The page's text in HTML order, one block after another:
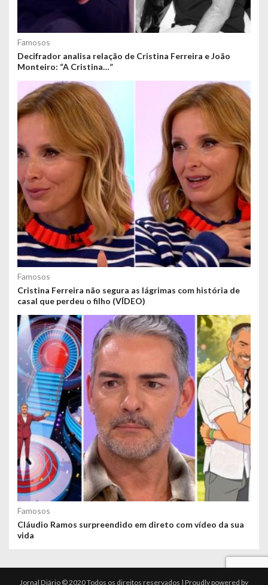
Famosos
Decifrador analisa relação de Cristina Ferreira e João
Monteiro: “A Cristina…”
Famosos
Cristina Ferreira não segura as lágrimas com história de
casal que perdeu o filho (VÍDEO)
Famosos
Cláudio Ramos surpreendido em direto com vídeo da sua
vida
Jornal Diário © 2020 Todos os direitos reservados | Proudly powered by